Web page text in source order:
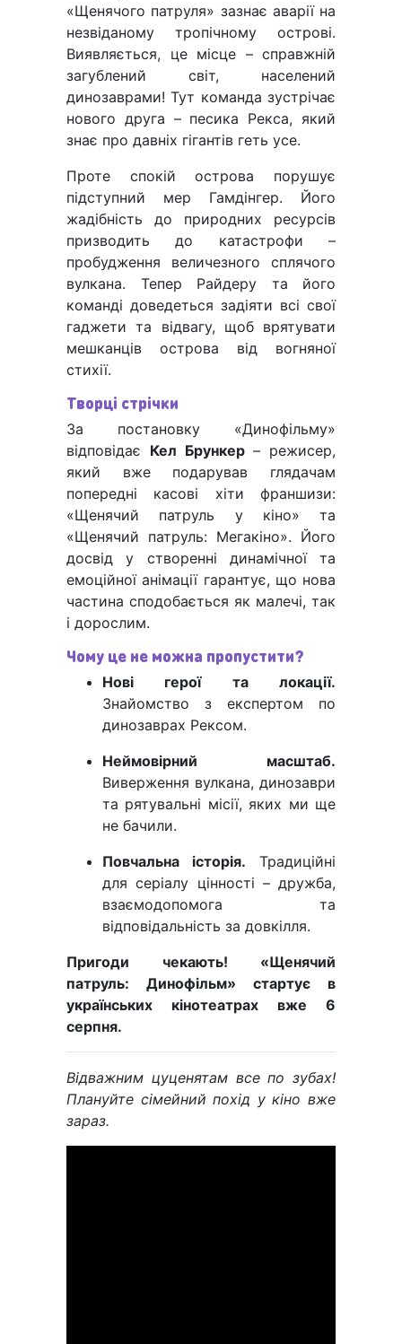
«Щенячого патруля» зазнає аварії на
незвіданому тропічному острові.
Виявляється, це місце – справжній
загублений світ, населений
динозаврами! Тут команда зустрічає
нового друга – песика Рекса, який
знає про давніх гігантів геть усе.
Проте спокій острова порушує
підступний мер Гамдінгер. Його
жадібність до природних ресурсів
призводить до катастрофи –
пробудження величезного сплячого
вулкана. Тепер Райдеру та його
команді доведеться задіяти всі свої
гаджети та відвагу, щоб врятувати
мешканців острова від вогняної
стихії.
Творці стрічки
За постановку «Динофільму»
відповідає Кел Брункер– режисер,
який вже подарував глядачам
попередні касові хіти франшизи:
«Щенячий патруль у кіно» та
«Щенячий патруль: Мегакіно». Його
досвід у створенні динамічної та
емоційної анімації гарантує, що нова
частина сподобається як малечі, так
і дорослим.
Чому це не можна пропустити?
Нові герої та локації.
Знайомство з експертом по
динозаврах Рексом.
Неймовірний масштаб.
Виверження вулкана, динозаври
та рятувальні місії, яких ми ще
не бачили.
Повчальна історія. Традиційні
для серіалу цінності – дружба,
взаємодопомога та
відповідальність за довкілля.
Пригоди чекають! «Щенячий
патруль: Динофільм» стартує в
українських кінотеатрах вже 6
серпня.
Відважним цуценятам все по зубах!
Плануйте сімейний похід у кіно вже
зараз.